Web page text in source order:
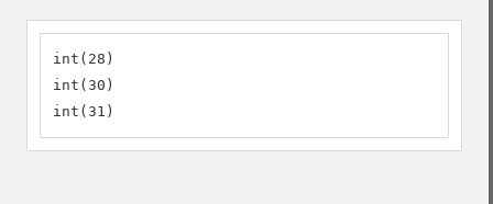
int(28)
int(30)
int(31)